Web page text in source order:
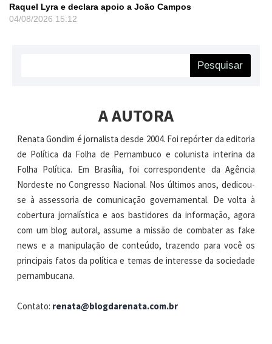
Raquel Lyra e declara apoio a João Campos
04/08/2026 15:12
Pesquisar
A AUTORA
Renata Gondim é jornalista desde 2004. Foi repórter da editoria
de Política da Folha de Pernambuco e colunista interina da
Folha Política. Em Brasília, foi correspondente da Agência
Nordeste no Congresso Nacional. Nos últimos anos, dedicou-
se à assessoria de comunicação governamental. De volta à
cobertura jornalística e aos bastidores da informação, agora
com um blog autoral, assume a missão de combater as fake
news e a manipulação de conteúdo, trazendo para você os
principais fatos da política e temas de interesse da sociedade
pernambucana.
Contato: renata@blogdarenata.com.br